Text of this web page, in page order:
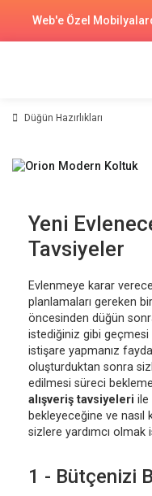
Web'e Özel
Düğün Hazırlıkları
Yeni
Tavsiyeler
Evlenmeye karar
planlamaları gereken
öncesinden düğün
istediğiniz gibi
istişare yapmanız fayda
oluşturduktan sonra
edilmesi süreci
alışveriş tavsiyeleri ile
bekleyeceğine ve
sizlere yardımcı olmak
1 - Bütçenizi